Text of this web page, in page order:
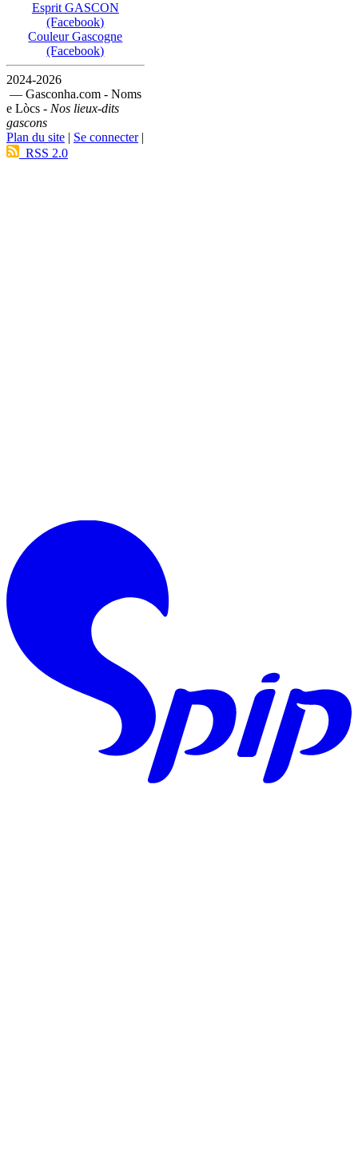
Esprit GASCON
(Facebook)
Couleur Gascogne
(Facebook)
2024-2026
— Gasconha.com - Noms
e Lòcs - Nos lieux-dits
gascons
Plan du site | Se connecter|
RSS 2.0